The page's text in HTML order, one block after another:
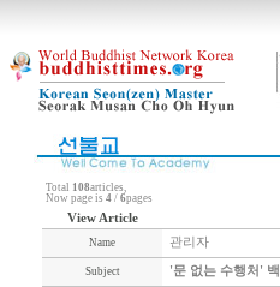
Total 108articles,
Now page is 4 / 6pages
View Article
Name 관리자
Subject '문 없는 수행처'